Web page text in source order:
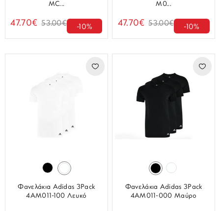
MC...
47.70€ 53.00€ -10%
M0...
47.70€ 53.00€ -10%
Φανελάκια Adidas 3Pack
4AM011-100 Λευκό
Φανελάκια Adidas 3Pack
4AM011-000 Μαύρο